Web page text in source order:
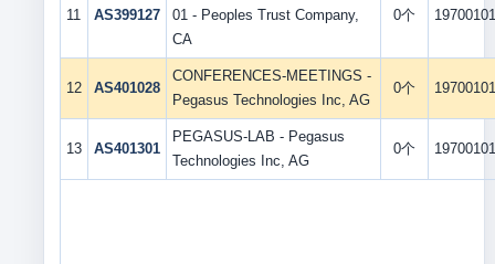
11 AS399127
01 - Peoples Trust Company,
CA
0个 19700101
12 AS401028
CONFERENCES-MEETINGS -
Pegasus Technologies Inc, AG
0个 19700101
13 AS401301
PEGASUS-LAB - Pegasus
Technologies Inc, AG
0个 19700101